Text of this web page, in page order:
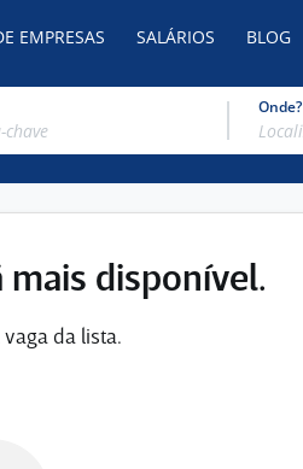
EMPRESAS SALÁRIOS BLOG
Onde?
mais disponível.
vaga da lista.